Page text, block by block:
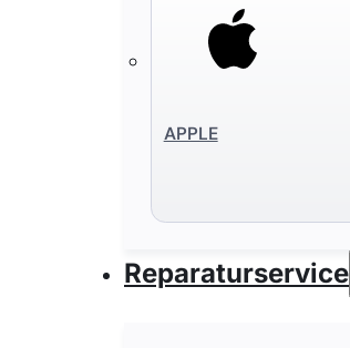
APPLE
Reparaturservice